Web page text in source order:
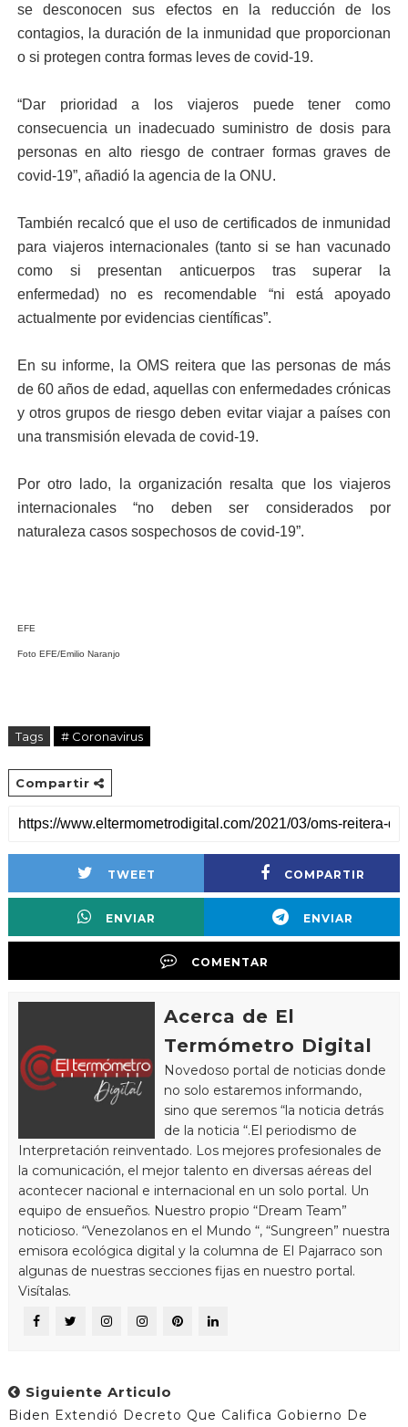
se desconocen sus efectos en la reducción de los
contagios, la duración de la inmunidad que proporcionan
o si protegen contra formas leves de covid-19.
“Dar prioridad a los viajeros puede tener como
consecuencia un inadecuado suministro de dosis para
personas en alto riesgo de contraer formas graves de
covid-19”, añadió la agencia de la ONU.
También recalcó que el uso de certificados de inmunidad
para viajeros internacionales (tanto si se han vacunado
como si presentan anticuerpos tras superar la
enfermedad) no es recomendable “ni está apoyado
actualmente por evidencias científicas”.
En su informe, la OMS reitera que las personas de más
de 60 años de edad, aquellas con enfermedades crónicas
y otros grupos de riesgo deben evitar viajar a países con
una transmisión elevada de covid-19.
Por otro lado, la organización resalta que los viajeros
internacionales “no deben ser considerados por
naturaleza casos sospechosos de covid-19”.
EFE
Foto EFE/Emilio Naranjo
Tags # Coronavirus
Compartir
TWEET COMPARTIR
ENVIAR ENVIAR
COMENTAR
Acerca de El
Termómetro Digital
Novedoso portal de noticias donde
no solo estaremos informando,
sino que seremos “la noticia detrás
de la noticia “.El periodismo de
Interpretación reinventado. Los mejores profesionales de
la comunicación, el mejor talento en diversas aéreas del
acontecer nacional e internacional en un solo portal. Un
equipo de ensueños. Nuestro propio “Dream Team”
noticioso. “Venezolanos en el Mundo “, “Sungreen” nuestra
emisora ecológica digital y la columna de El Pajarraco son
algunas de nuestras secciones fijas en nuestro portal.
Visítalas.
Siguiente Articulo
Biden Extendió Decreto Que Califica Gobierno De